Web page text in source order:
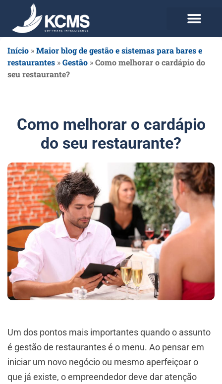
Início »Maior blog de gestão e sistemas para bares e
restaurantes »Gestão »Como melhorar o cardápio do
seu restaurante?
Como melhorar o cardápio
do seu restaurante?
Um dos pontos mais importantes quando o assunto
é gestão de restaurantes é o menu. Ao pensar em
iniciar um novo negócio ou mesmo aperfeiçoar o
que já existe, o empreendedor deve dar atenção